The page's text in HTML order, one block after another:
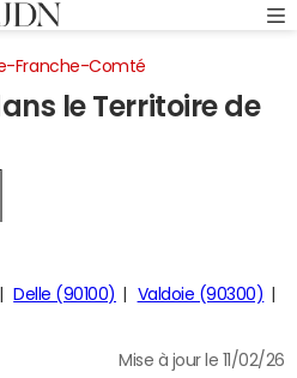
Franche-Comté
le Territoire de
Delle (90100)
Valdoie (90300)
Mise à jour le 11/02/26